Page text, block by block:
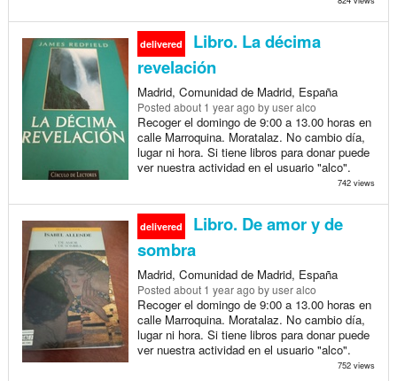
delivered
Libro. La décima
revelación
Madrid, Comunidad de Madrid, España
Posted about 1 year ago by user alco
Recoger el domingo de 9:00 a 13.00 horas en
calle Marroquina. Moratalaz. No cambio día,
lugar ni hora. Si tiene libros para donar puede
ver nuestra actividad en el usuario "alco".
742 views
delivered
Libro. De amor y de
sombra
Madrid, Comunidad de Madrid, España
Posted about 1 year ago by user alco
Recoger el domingo de 9:00 a 13.00 horas en
calle Marroquina. Moratalaz. No cambio día,
lugar ni hora. Si tiene libros para donar puede
ver nuestra actividad en el usuario "alco".
752 views